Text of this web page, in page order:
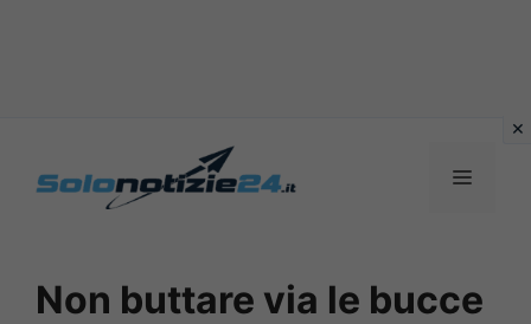
MENU
Non buttare via le bucce